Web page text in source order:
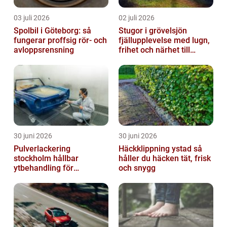
03 juli 2026
Spolbil i Göteborg: så
fungerar proffsig rör- och
avloppsrensning
02 juli 2026
Stugor i grövelsjön
fjällupplevelse med lugn,
frihet och närhet till
30 juni 2026
Pulverlackering
stockholm hållbar
ytbehandling för
30 juni 2026
Häckklippning ystad så
håller du häcken tät, frisk
och snygg